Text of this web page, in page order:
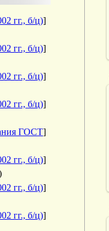
гг., б/ц)]
гг., б/ц)]
гг., б/ц)]
гг., б/ц)]
ГОСТ]
гг., б/ц)]
гг., б/ц)]
гг., б/ц)]